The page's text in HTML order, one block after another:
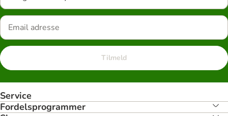
Tilmeld
Service
Fordelsprogrammer